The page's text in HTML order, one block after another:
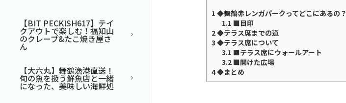
1 ◆舞鶴赤レンガパークってどこにあるの？
1.1 ■目印
2◆テラス席までの道
3 ◆テラス席について
3.1 ■テラス席にウォールアート
3.2■開けた広場
4◆まとめ
【BIT PECKISH617】テイ
クアウトで楽しむ！福知山
のクレープ&たこ焼き屋さ
ん
【大六丸】舞鶴漁港直送！
旬の魚を扱う鮮魚店と一緒
になった、美味しい海鮮処